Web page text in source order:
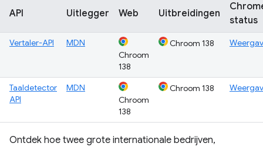
API Uitlegger Web Uitbreidingen
status
Vertaler-API
MDN
Chroom
138
Chroom 138
Taaldetector
API
MDN
Chroom
138
Chroom 138
Ontdek hoe twee grote internationale bedrijven,